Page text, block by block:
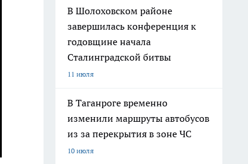
В Шолоховском районе
завершилась конференция к
годовщине начала
Сталинградской битвы
11 июля
В Таганроге временно
изменили маршруты автобусов
из за перекрытия в зоне ЧС
10 июля